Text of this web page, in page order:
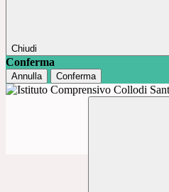
Chiudi
Conferma
Annulla Conferma